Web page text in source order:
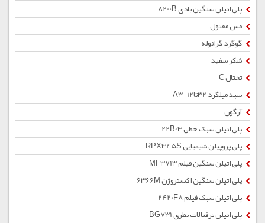
پلی اتیلن سنگین بادی 8200B
مس مفتول
گوگرد گرانوله
شکر سفید
تختال C
سبد میلگرد 32تا12-A3
آرگون
پلی اتیلن سبک خطی 22B03
پلی پروپیلن شیمیایی RPX345S
پلی اتیلن سنگین فیلم MF3713
پلی اتیلن سنگین اکستروژن 6366M
پلی اتیلن سبک فیلم 2420F8
پلی اتیلن ترفتالات بطری BG731